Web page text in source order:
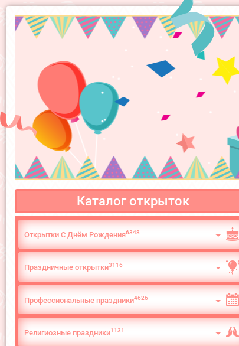
Каталог открыток
Открытки С Днём Рождения6348
Праздничные открытки3116
Профессиональные праздники4626
Религиозные праздники1131